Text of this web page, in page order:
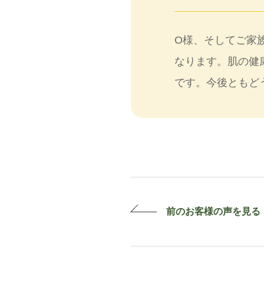
O様、そしてご家
なります。肌の健
です。今後ともど
前のお客様の声を見る